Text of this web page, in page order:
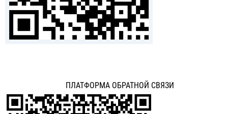
ПЛАТФОРМА ОБРАТНОЙ СВЯЗИ